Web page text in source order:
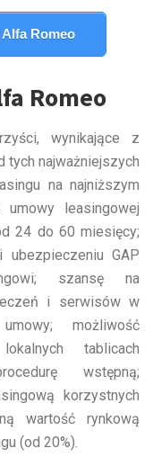
Romeo
Romeo
wynikające z
tych najważniejszych
na najniższym
leasingowej
24 do 60 miesięcy;
GAP
szansę na
i serwisów w
możliwość
tablicach
wstępną;
korzystnych
wartość rynkową
(od 20%).